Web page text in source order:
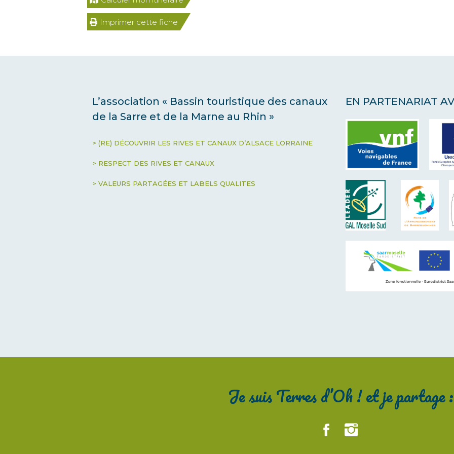
Imprimer cette fiche
L’association « Bassin touristique des canaux
de la Sarre et de la Marne au Rhin »
> (RE) DÉCOUVRIR LES RIVES ET CANAUX D’ALSACE LORRAINE
> RESPECT DES RIVES ET CANAUX
> VALEURS PARTAGÉES ET LABELS QUALITES
EN PARTENARIAT
Je suis Terres d’Oh ! et je partage :